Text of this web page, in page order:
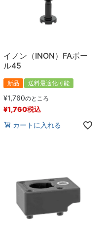
イノン（INON）FAボー
ル45
新品 送料最適化可能
¥1,760のところ
¥1,760税込
カートに入れる